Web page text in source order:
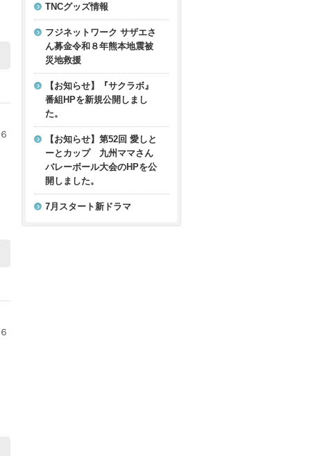
TNCグッズ情報
フジネットワーク サザエさ
ん募金令和８年熊本地震被
災地救援
【お知らせ】『サクラボ』
番組HPを新規公開しまし
た。
【お知らせ】第52回 愛しと
ーとカップ 九州ママさん
バレーボール大会のHPを公
開しました。
7月スタート新ドラマ